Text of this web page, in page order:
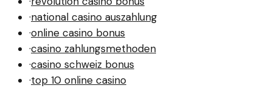
·national casino auszahlung
·online casino bonus
·casino zahlungsmethoden
·casino schweiz bonus
·top 10 online casino